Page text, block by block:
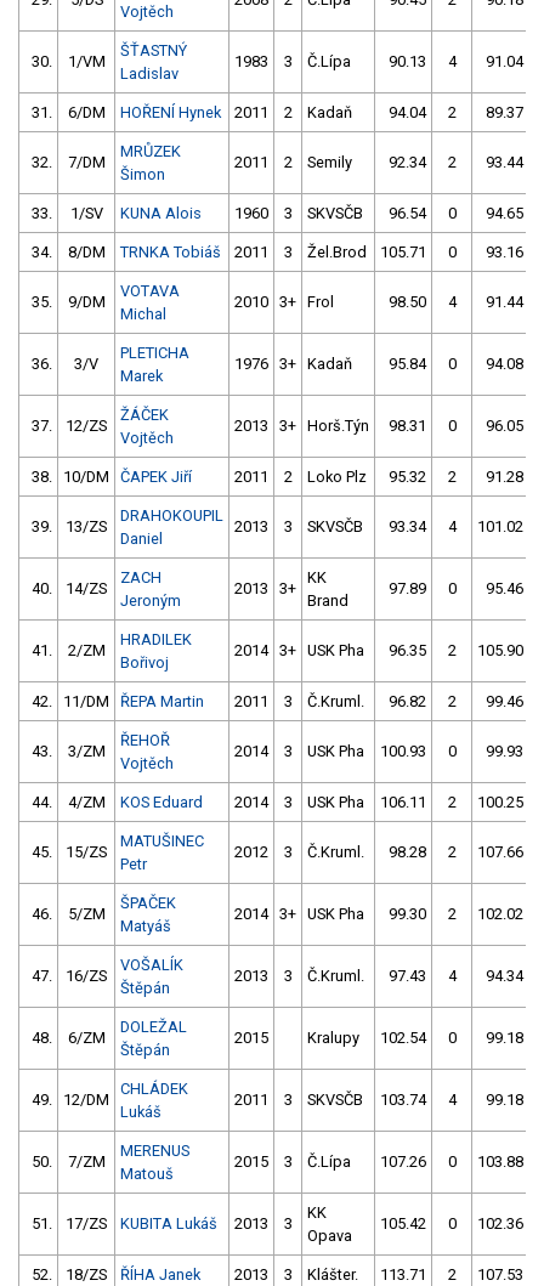
Vojtěch
30. 1/VM
ŠŤASTNÝ
Ladislav
1983 3 Č.Lípa 90.13 4 91.04
31. 6/DM HOŘENÍ Hynek 2011 2 Kadaň 94.04 2 89.37
32. 7/DM
MRŮZEK
Šimon
2011 2 Semily 92.34 2 93.44
33. 1/SV KUNA Alois 1960 3 SKVSČB 96.54 0 94.65
34. 8/DM TRNKA Tobiáš 2011 3 Žel.Brod 105.71 0 93.16
35. 9/DM
VOTAVA
Michal
2010 3+ Frol 98.50 4 91.44
36. 3/V
PLETICHA
Marek
1976 3+ Kadaň 95.84 0 94.08
37. 12/ZS
ŽÁČEK
Vojtěch
2013 3+ Horš.Týn 98.31 0 96.05
38. 10/DM ČAPEK Jiří 2011 2 Loko Plz 95.32 2 91.28
39. 13/ZS
DRAHOKOUPIL
Daniel
2013 3 SKVSČB 93.34 4 101.02
40. 14/ZS
ZACH
Jeroným
2013 3+
KK
Brand
97.89 0 95.46
41. 2/ZM
HRADILEK
Bořivoj
2014 3+ USK Pha 96.35 2 105.90
42. 11/DM ŘEPA Martin 2011 3 Č.Kruml. 96.82 2 99.46
43. 3/ZM
ŘEHOŘ
Vojtěch
2014 3 USK Pha 100.93 0 99.93
44. 4/ZM KOS Eduard 2014 3 USK Pha 106.11 2 100.25
45. 15/ZS
MATUŠINEC
Petr
2012 3 Č.Kruml. 98.28 2 107.66
46. 5/ZM
ŠPAČEK
Matyáš
2014 3+ USK Pha 99.30 2 102.02
47. 16/ZS
VOŠALÍK
Štěpán
2013 3 Č.Kruml. 97.43 4 94.34
48. 6/ZM
DOLEŽAL
Štěpán
2015 Kralupy 102.54 0 99.18
49. 12/DM
CHLÁDEK
Lukáš
2011 3 SKVSČB 103.74 4 99.18
50. 7/ZM
MERENUS
Matouš
2015 3 Č.Lípa 107.26 0 103.88
51. 17/ZS KUBITA Lukáš 2013 3
KK
Opava
105.42 0 102.36
52. 18/ZS ŘÍHA Janek 2013 3 Klášter. 113.71 2 107.53